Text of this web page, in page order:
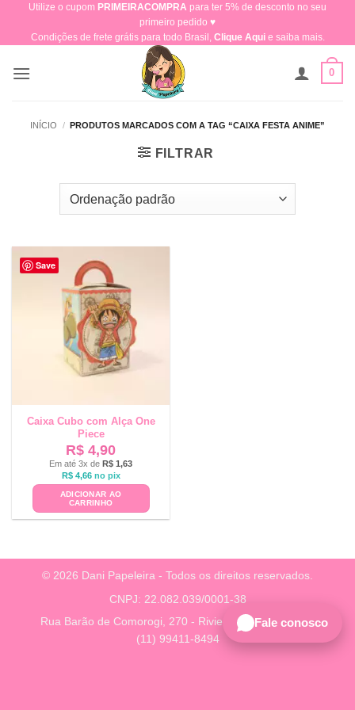
content
Utilize o cupom PRIMEIRACOMPRA para ter 5% de desconto no seu
primeiro pedido ♥​
Condições de frete grátis para todo Brasil, Clique Aquie saiba mais.
0
INÍCIO / PRODUTOS MARCADOS COM A TAG “CAIXA FESTA ANIME”
FILTRAR
Save
Caixa Cubo com Alça One
Piece
R$ 4,90
Em até 3x de R$ 1,63
R$4,66 no pix
ADICIONAR AO
CARRINHO
© 2026 Dani Papeleira - Todos os direitos reservados.
CNPJ: 22.082.039/0001-38
Rua Barão de Comorogi, 270 - Riviera, São Paulo - SP
(11) 99411-8494
Fale conosco